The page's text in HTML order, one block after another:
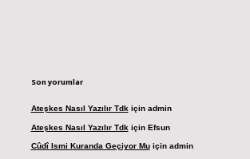
Son yorumlar
Ateşkes Nasıl Yazılır Tdk için admin
Ateşkes Nasıl Yazılır Tdk için Efsun
Cûdî Ismi Kuranda Geçiyor Muiçin admin